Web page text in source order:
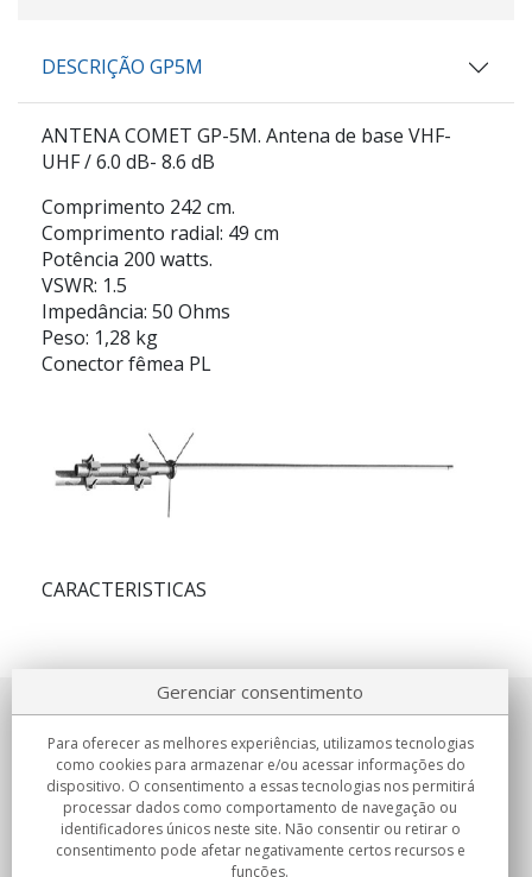
DESCRIÇÃO GP5M
ANTENA COMET GP-5M. Antena de base VHF-
UHF / 6.0 dB- 8.6 dB
Comprimento 242 cm.
Comprimento radial: 49 cm
Potência 200 watts.
VSWR: 1.5
Impedância: 50 Ohms
Peso: 1,28 kg
Conector fêmea PL
CARACTERISTICAS
Sobre nosotros
Compromissos
Compras
Gerenciar consentimento
Para oferecer as melhores experiências, utilizamos tecnologias
como cookies para armazenar e/ou acessar informações do
dispositivo. O consentimento a essas tecnologias nos permitirá
processar dados como comportamento de navegação ou
identificadores únicos neste site. Não consentir ou retirar o
consentimento pode afetar negativamente certos recursos e
funções.